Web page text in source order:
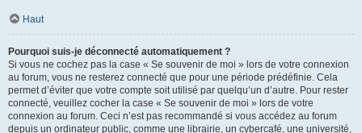
Haut
Pourquoi suis-je déconnecté automatiquement ?
Si vous ne cochez pas la case « Se souvenir de moi » lors de votre connexion
au forum, vous ne resterez connecté que pour une période prédéfinie. Cela
permet d’éviter que votre compte soit utilisé par quelqu’un d’autre. Pour rester
connecté, veuillez cocher la case « Se souvenir de moi » lors de votre
connexion au forum. Ceci n’est pas recommandé si vous accédez au forum
depuis un ordinateur public, comme une librairie, un cybercafé, une université,